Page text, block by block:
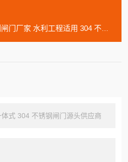
厂家 水利工程适用 304 不锈钢闸门现货